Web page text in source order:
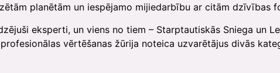
planētām un iespējamo mijiedarbību ar citām dzīvības
eksperti, un viens no tiem – Starptautiskās Sniega un
vērtēšanas žūrija noteica uzvarētājus divās